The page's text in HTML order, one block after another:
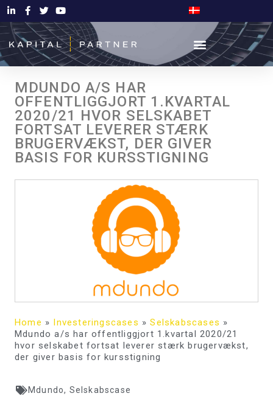
MDUNDO A/S HAR
OFFENTLIGGJORT 1.KVARTAL
2020/21 HVOR SELSKABET
FORTSAT LEVERER STÆRK
BRUGERVÆKST, DER GIVER
BASIS FOR KURSSTIGNING
Home » Investeringscases »Selskabscases »
Mdundo a/s har offentliggjort 1.kvartal 2020/21
hvor selskabet fortsat leverer stærk brugervækst,
der giver basis for kursstigning
Mdundo, Selskabscase